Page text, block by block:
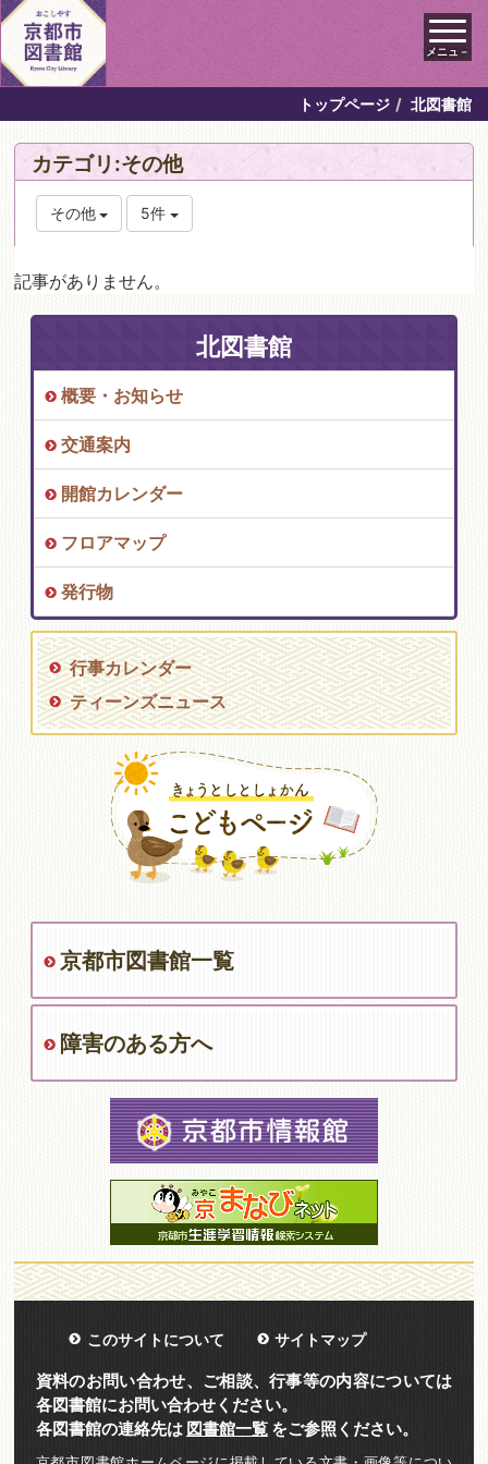
メニュ－
トップページ 北図書館
カテゴリ:その他
その他 5件
記事がありません。
北図書館
概要・お知らせ
交通案内
開館カレンダー
フロアマップ
発行物
行事カレンダー
ティーンズニュース
京都市図書館一覧
障害のある方へ
このサイトについて サイトマップ
資料のお問い合わせ、ご相談、行事等の内容については
各図書館にお問い合わせください。
各図書館の連絡先は 図書館一覧をご参照ください。